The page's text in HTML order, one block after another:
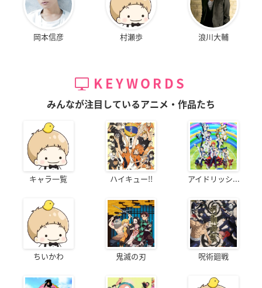
岡本信彦 村瀬歩 浪川大輔
KEYWORDS
みんなが注目しているアニメ・作品たち
キャラ一覧 ハイキュー!! アイドリッシ...
ちいかわ 鬼滅の刃 呪術廻戦